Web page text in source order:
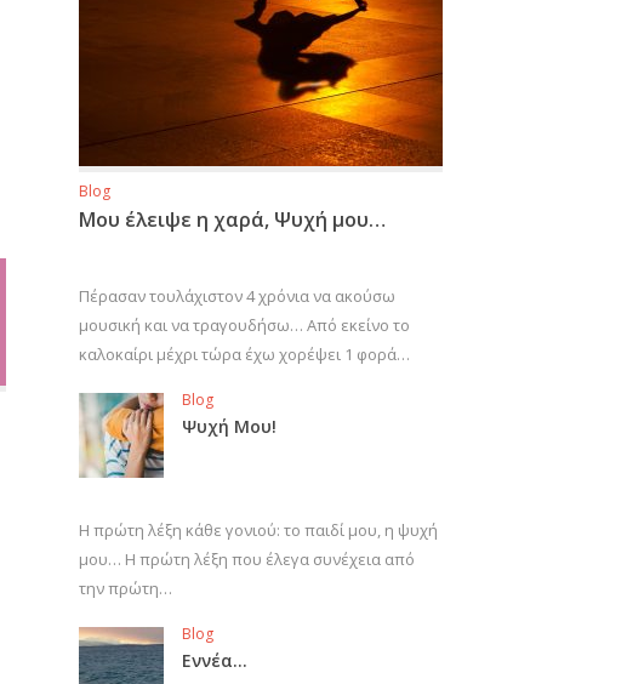
Blog
Μου έλειψε η χαρά, Ψυχή μου…
Πέρασαν τουλάχιστον 4 χρόνια να ακούσω
μουσική και να τραγουδήσω… Από εκείνο το
καλοκαίρι μέχρι τώρα έχω χορέψει 1 φορά…
Blog
Ψυχή Μου!
Η πρώτη λέξη κάθε γονιού: το παιδί μου, η ψυχή
μου… Η πρώτη λέξη που έλεγα συνέχεια από
την πρώτη…
Blog
Εννέα…